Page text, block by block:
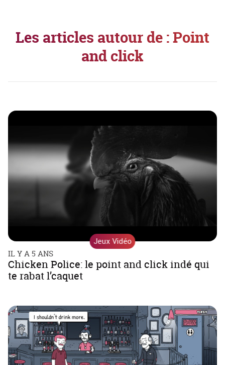
Les articles autour de : Point
and click
Jeux Vidéo
IL Y A 5 ANS
Chicken Police: le point and click indé qui
te rabat l’caquet